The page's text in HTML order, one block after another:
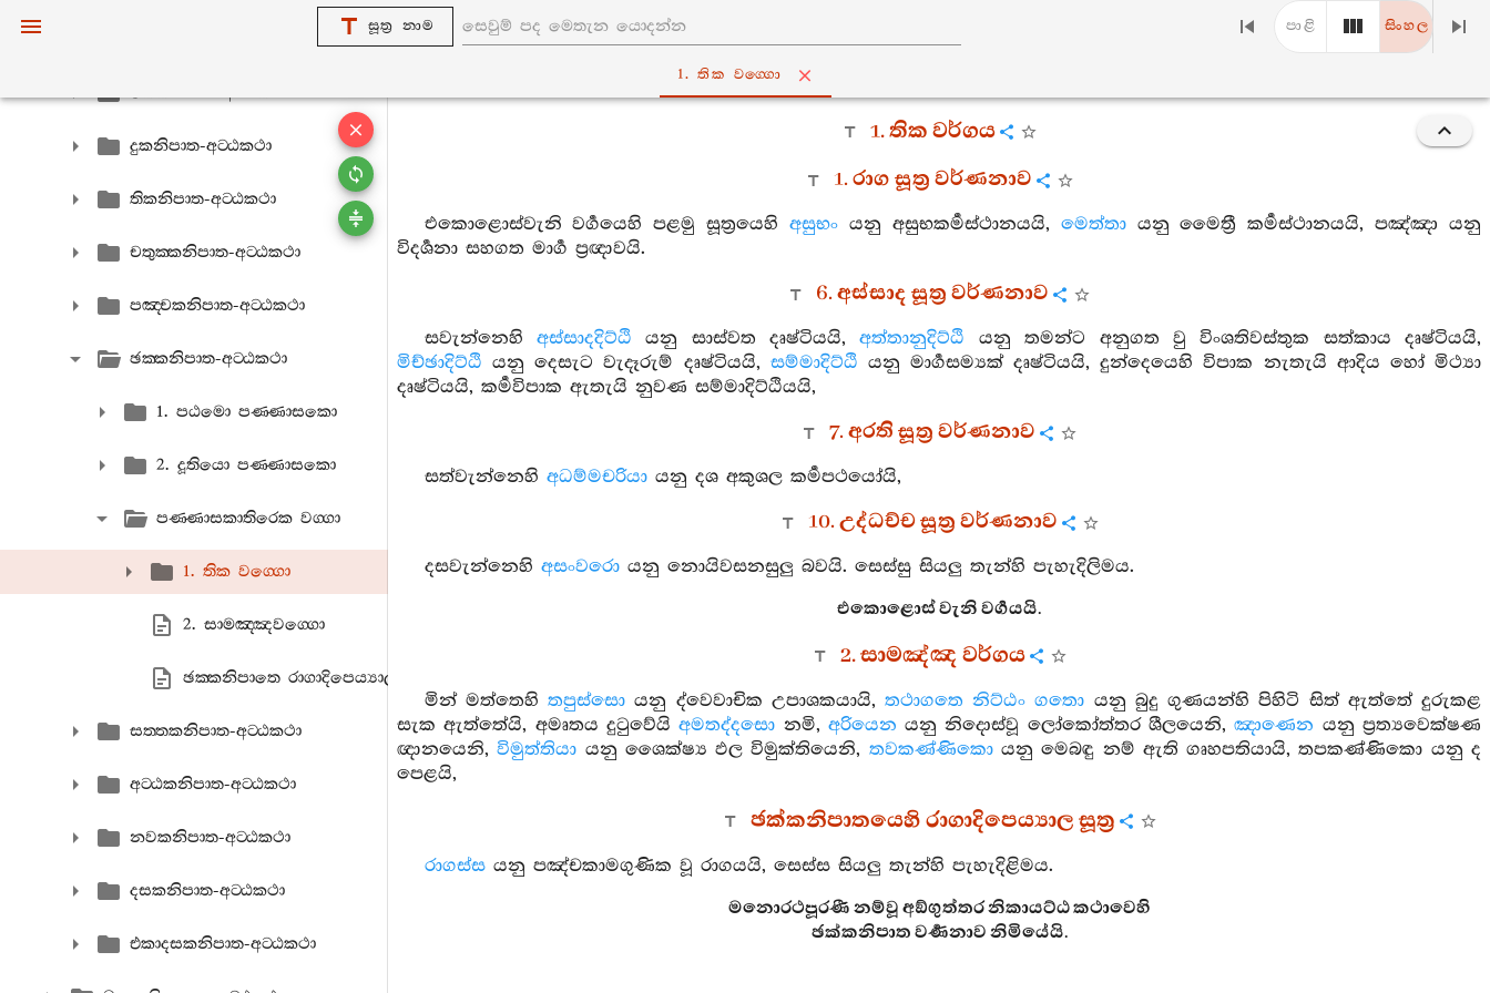
සූත්‍ර නාම පාළි සිංහල
1. තික වග‍්ගො
එකකනිපාත-අට‍්ඨකථා
දුකනිපාත-අට‍්ඨකථා
තිකනිපාත-අට‍්ඨකථා
චතුක‍්කනිපාත-අට‍්ඨකථා
පඤ‍්චකනිපාත-අට‍්ඨකථා
ඡක‍්කනිපාත-අට‍්ඨකථා
1. පඨමො පණ‍්ණාසකො
2. දූතියො පණ‍්ණාසකො
පණ‍්ණාසකාතිරෙක වග‍්ගා
1. තික වග‍්ගො
2. සාමඤ‍්ඤවග‍්ගො
ඡක‍්කනිපාතෙ රාගාදිපෙය්‍යාල සූත‍්තානි
සත‍්තකනිපාත-අට‍්ඨකථා
අට‍්ඨකනිපාත-අට‍්ඨකථා
නවකනිපාත-අට‍්ඨකථා
දසකනිපාත-අට‍්ඨකථා
එකාදසකනිපාත-අට‍්ඨකථා
1. තික වර්ගය
1. රාග සූත්‍ර වර්ණනාව
එකොළොස්වැනි වර්‍ගයෙහි පළමු සූත්‍රයෙහිඅසුභං යනු අසුභකර්‍මස්ථානයයි, මෙත්තායනු මෛත්‍රී කර්‍මස්ථානයයි, පඤ්ඤා යනු
විදර්‍ශනා සහගත මාර්‍ග ප්‍රඥාවයි.
6. අස්සාද සූත්‍ර වර්ණනාව
සවැන්නෙහි අස්සාදදිට්ඨියනු සාස්වත දෘෂ්ටියයි,අත්තානුදිට්ඨි යනු තමන්ට අනුගත වු විංශතිවස්තුක සත්කාය දෘෂ්ටියයි,
මිච්ඡාදිට්ඨි යනු දෙසැට වැදෑරුම් දෘෂ්ටියයි, සම්මාදිට්ඨි යනු මාර්‍ගසම්‍යක් දෘෂ්ටියයි, දුන්දෙයෙහි විපාක නැතැයි ආදිය හෝ මිථ්‍යා
දෘෂ්ටියයි, කර්‍මවිපාක ඇතැයි නුවණ සම්මාදිට්ඨියයි,
7. අරති සූත්‍ර වර්ණනාව
සත්වැන්නෙහි අධම්මචරියායනු දශ අකුශල කර්‍මපථයෝයි,
10. උද්ධච්ච සූත්‍ර වර්ණනාව
දසවැන්නෙහි අසංවරොයනු නොයිවසනසුලු බවයි. සෙස්සු සියලු තැන්හි පැහැදිලිමය.
එකොළොස් වැනි වර්‍ගයයි.
2. සාමඤ්ඤ වර්ගය
මින් මත්තෙහිතපුස්සො යනු ද්වෙවාචික උපාශකයායි, තථාගතෙ නිට්ඨං ගතො යනු බුදු ගුණයන්හි පිහිටි සිත් ඇත්තේ දුරුකළ
සැක ඇත්තේයි, අමෘතය දුටුවේයිඅමතද්දසො නමි, අරියෙන යනු නිදොස්වූ ලෝකෝත්තර ශීලයෙනි,ඤාණෙන යනු ප්‍රත්‍යවෙක්ෂණ
ඥානයෙනි,විමුත්තියා යනු ශෛක්ෂ්‍ය ඵල විමුක්තියෙනි, තවකණ්ණිකොයනු මෙබඳු නම් ඇති ගෘහපතියායි, තපකණ්ණිකො යනු ද
පෙළයි,
ඡක්කනිපාතයෙහි රාගාදිපෙය්‍යාල සූත්‍ර
රාගස්සයනු පඤ්චකාමගුණික වූ රාගයයි, සෙස්ස සියලු තැන්හි පැහැදිළිමය.
මනොරථපූරණී නම්වූ අඞ්ගුත්තර නිකායට්ඨ කථාවෙහි
ඡක්කනිපාත වර්‍ණනාව නිමියේයි.